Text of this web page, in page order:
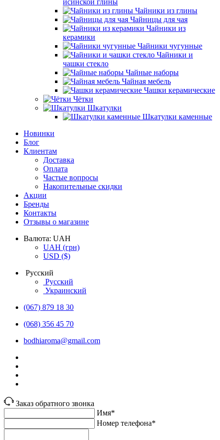
Чайники из глины
Чайницы для чая
Чайники из
керамики
Чайники чугунные
Чайники и
чашки стекло
Чайные наборы
Чайная мебель
Чашки керамические
Чётки
Шкатулки
Шкатулки каменные
Новинки
Блог
Клиентам
Доставка
Оплата
Частые вопросы
Накопительные скидки
Акции
Бренды
Контакты
Отзывы о магазине
Валюта: UAH
UAH (грн)
USD ($)
Русский
Русский
Украинский
(067) 879 18 30
(068) 356 45 70
bodhiaroma@gmail.com
Заказ обратного звонка
Имя*
Номер телефона*